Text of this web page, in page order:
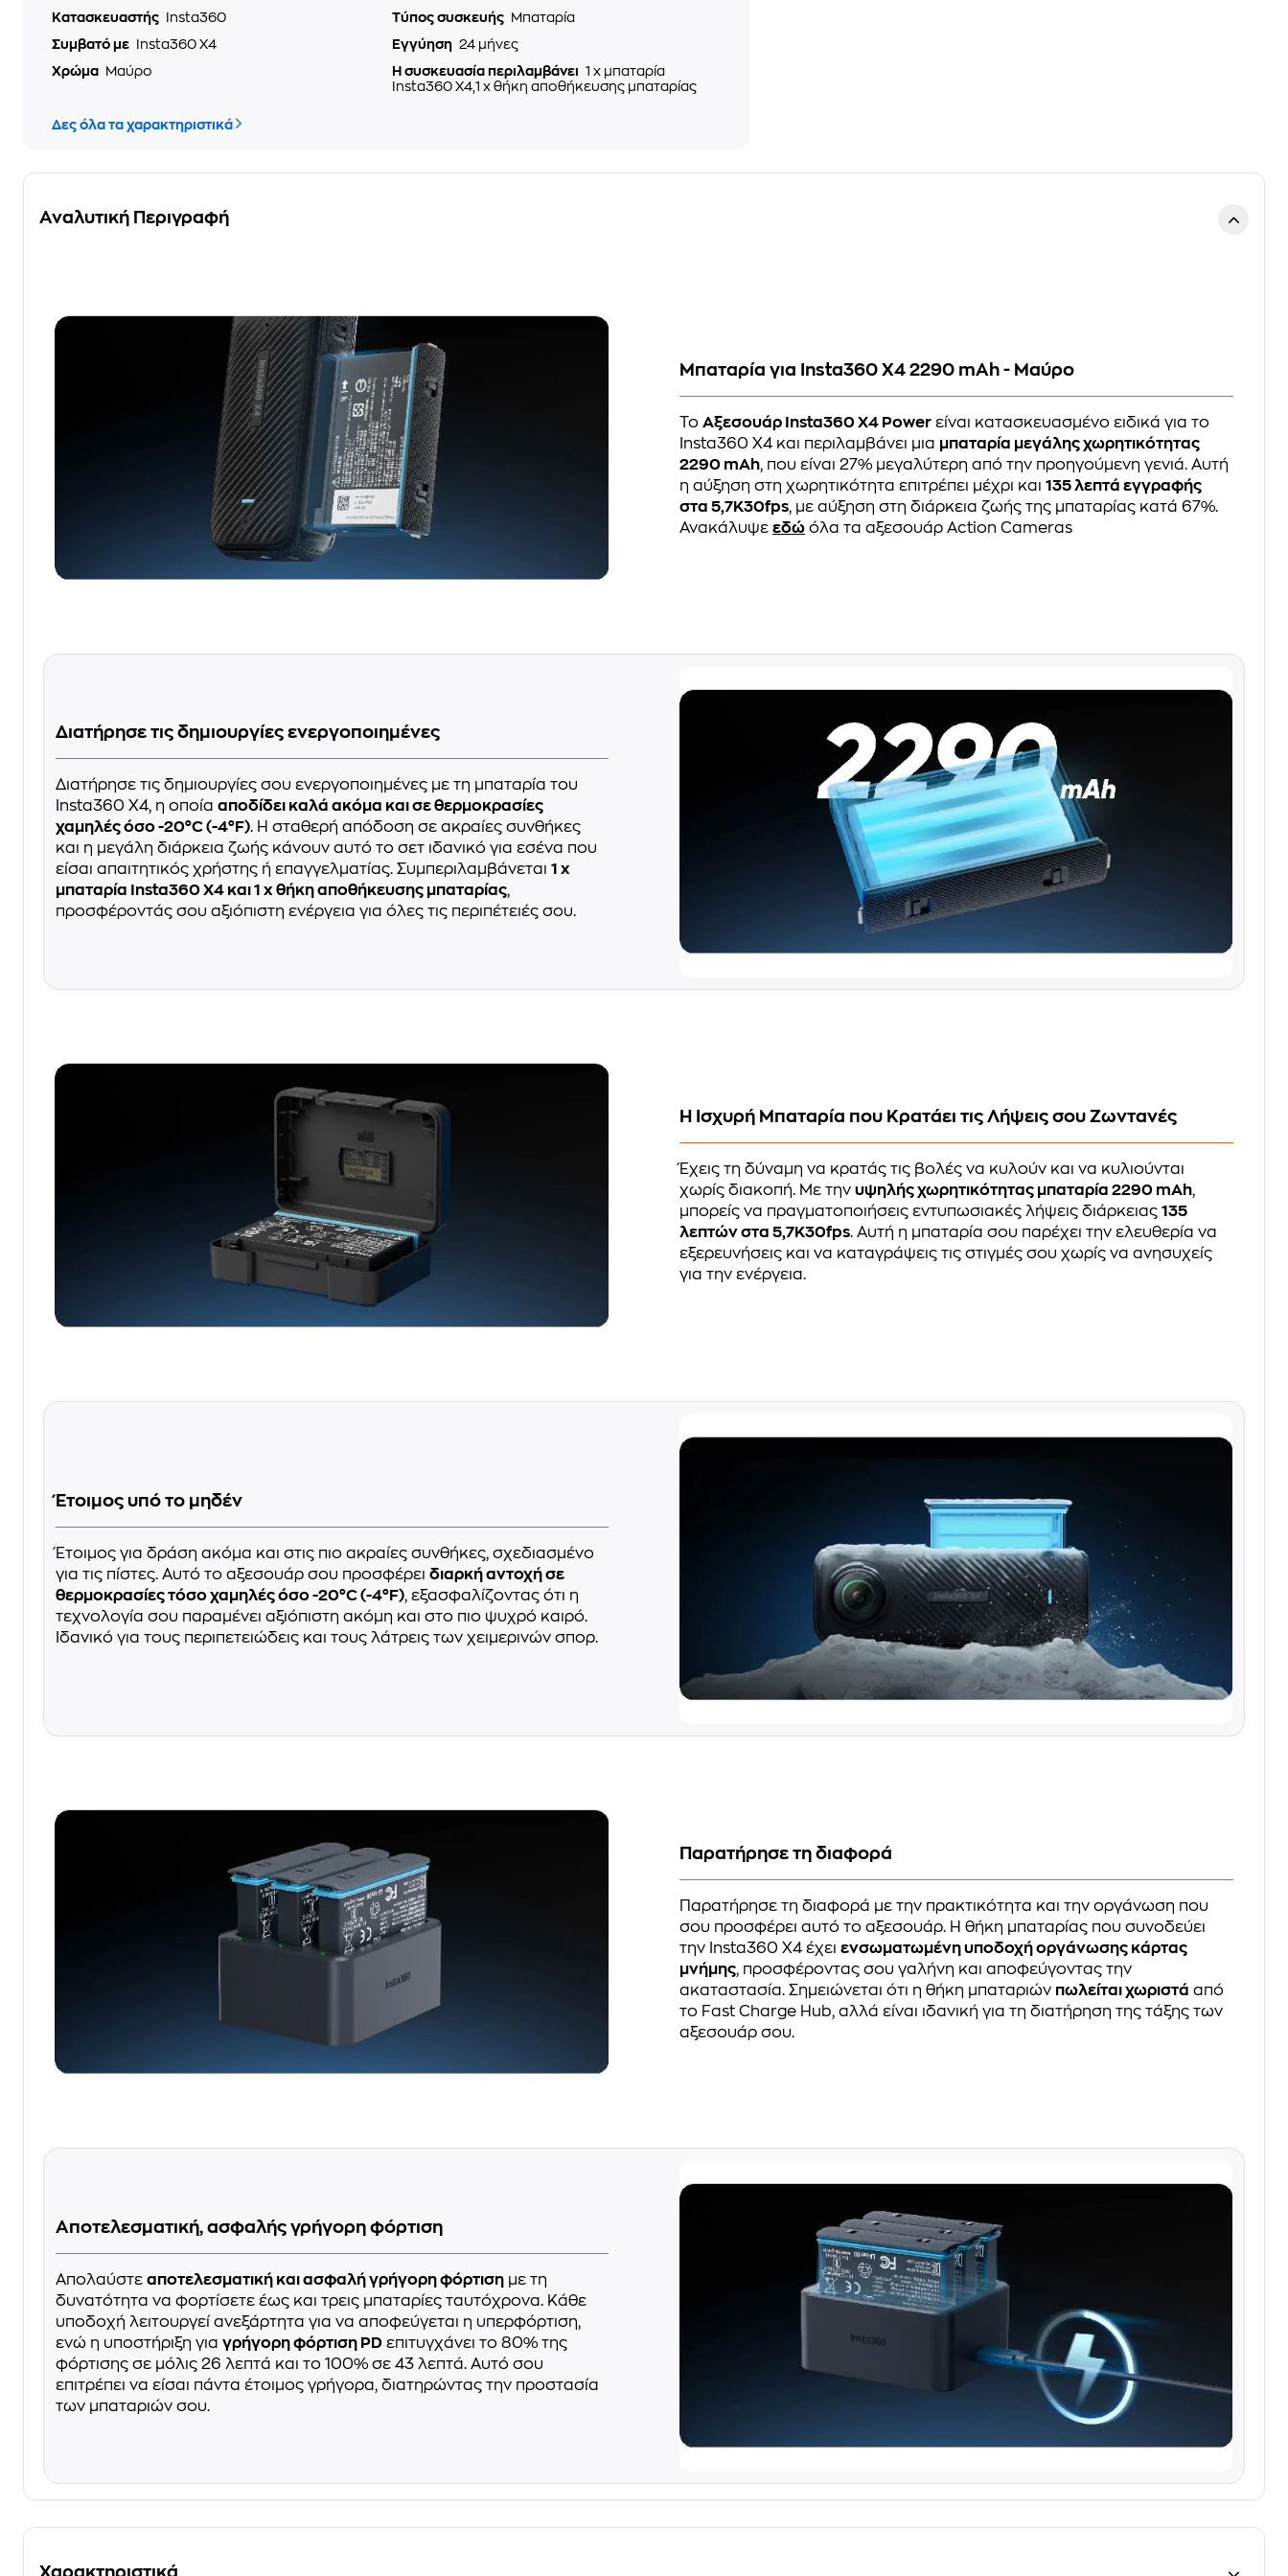
Κατασκευαστής Insta360 Τύπος συσκευής
Μπαταρία
Συμβατό με
Insta360 X4 Εγγύηση 24 μήνες
Χρώμα
Μαύρο Η συσκευασία περιλαμβάνει 1 x μπαταρία
Insta360 X4,1 x θήκη αποθήκευσης μπαταρίας
Δες όλα τα χαρακτηριστικά
Αναλυτική Περιγραφή
Μπαταρία για Insta360 X4 2290 mAh - Μαύρο
ΤοΑξεσουάρ Insta360 X4 Power είναι κατασκευασμένο ειδικά για το
Insta360 X4 και περιλαμβάνει μια μπαταρία μεγάλης χωρητικότητας
2290 mAh, που είναι 27% μεγαλύτερη από την προηγούμενη γενιά. Αυτή
η αύξηση στη χωρητικότητα επιτρέπει μέχρι και135 λεπτά εγγραφής
στα 5,7K30fps, με αύξηση στη διάρκεια ζωής της μπαταρίας κατά 67%.
Ανακάλυψεεδώ όλα τα αξεσουάρ Action Cameras
Διατήρησε τις δημιουργίες ενεργοποιημένες
Διατήρησε τις δημιουργίες σου ενεργοποιημένες με τη μπαταρία του
Insta360 X4, η οποία αποδίδει καλά ακόμα και σε θερμοκρασίες
χαμηλές όσο -20°C (-4°F). Η σταθερή απόδοση σε ακραίες συνθήκες
και η μεγάλη διάρκεια ζωής κάνουν αυτό το σετ ιδανικό για εσένα που
είσαι απαιτητικός χρήστης ή επαγγελματίας. Συμπεριλαμβάνεται 1 x
μπαταρία Insta360 X4 και 1 x θήκη αποθήκευσης μπαταρίας,
προσφέροντάς σου αξιόπιστη ενέργεια για όλες τις περιπέτειές σου.
Η Ισχυρή Μπαταρία που Κρατάει τις Λήψεις σου Ζωντανές
Έχεις τη δύναμη να κρατάς τις βολές να κυλούν και να κυλιούνται
χωρίς διακοπή. Με τηνυψηλής χωρητικότητας μπαταρία 2290 mAh,
μπορείς να πραγματοποιήσεις εντυπωσιακές λήψεις διάρκειας135
λεπτών στα 5,7K30fps. Αυτή η μπαταρία σου παρέχει την ελευθερία να
εξερευνήσεις και να καταγράψεις τις στιγμές σου χωρίς να ανησυχείς
για την ενέργεια.
Έτοιμος υπό το μηδέν
Έτοιμος για δράση ακόμα και στις πιο ακραίες συνθήκες, σχεδιασμένο
για τις πίστες. Αυτό το αξεσουάρ σου προσφέρει διαρκή αντοχή σε
θερμοκρασίες τόσο χαμηλές όσο -20°C (-4°F), εξασφαλίζοντας ότι η
τεχνολογία σου παραμένει αξιόπιστη ακόμη και στο πιο ψυχρό καιρό.
Ιδανικό για τους περιπετειώδεις και τους λάτρεις των χειμερινών σπορ.
Παρατήρησε τη διαφορά
Παρατήρησε τη διαφορά με την πρακτικότητα και την οργάνωση που
σου προσφέρει αυτό το αξεσουάρ. Η θήκη μπαταρίας που συνοδεύει
την Insta360 X4 έχειενσωματωμένη υποδοχή οργάνωσης κάρτας
μνήμης, προσφέροντας σου γαλήνη και αποφεύγοντας την
ακαταστασία. Σημειώνεται ότι η θήκη μπαταριών πωλείται χωριστά από
το Fast Charge Hub, αλλά είναι ιδανική για τη διατήρηση της τάξης των
αξεσουάρ σου.
Αποτελεσματική, ασφαλής γρήγορη φόρτιση
Απολαύστε αποτελεσματική και ασφαλή γρήγορη φόρτιση με τη
δυνατότητα να φορτίσετε έως και τρεις μπαταρίες ταυτόχρονα. Κάθε
υποδοχή λειτουργεί ανεξάρτητα για να αποφεύγεται η υπερφόρτιση,
ενώ η υποστήριξη για γρήγορη φόρτιση PD επιτυγχάνει το 80% της
φόρτισης σε μόλις 26 λεπτά και το 100% σε 43 λεπτά. Αυτό σου
επιτρέπει να είσαι πάντα έτοιμος γρήγορα, διατηρώντας την προστασία
των μπαταριών σου.
Χαρακτηριστικά